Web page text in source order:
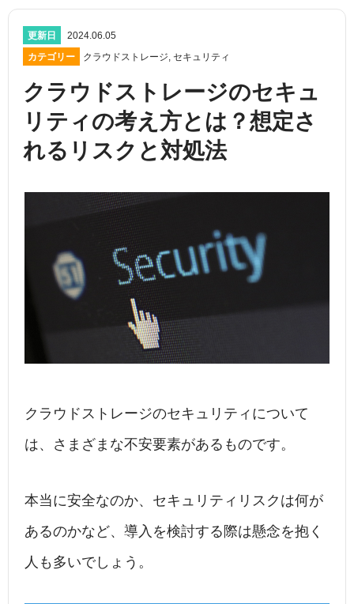
更新日
2024.06.05
カテゴリー
クラウドストレージ, セキュリティ
クラウドストレージのセキュ
リティの考え方とは？想定さ
れるリスクと対処法
クラウドストレージのセキュリティについて
は、さまざまな不安要素があるものです。
本当に安全なのか、セキュリティリスクは何が
あるのかなど、導入を検討する際は懸念を抱く
人も多いでしょう。